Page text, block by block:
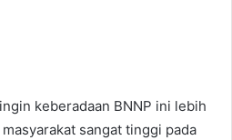
keberadaan BNNP ini lebih
sangat tinggi pada